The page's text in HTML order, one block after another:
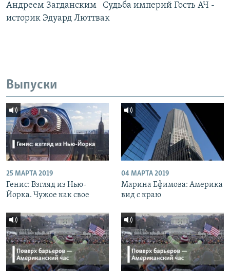
Андреем Загданским Судьба империй Гость АЧ -
историк Эдуард Люттвак
Выпуски
25 МАРТА 2019
Генис: Взгляд из Нью-
Йорка. Чужое как свое
04 МАРТА 2019
Марина Ефимова: Америка
вид с краю